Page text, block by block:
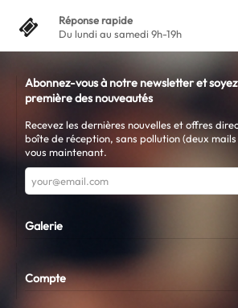
Réponse rapide
Du lundi au samedi 9h-19h
Abonnez-vous à notre newsletter et
première des nouveautés
Recevez les dernières nouvelles et offres
boîte de réception, sans pollution (deux
vous maintenant.
Galerie
Compte